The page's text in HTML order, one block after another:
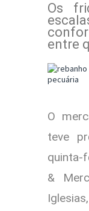
Os
entre
O
teve
quinta-
&